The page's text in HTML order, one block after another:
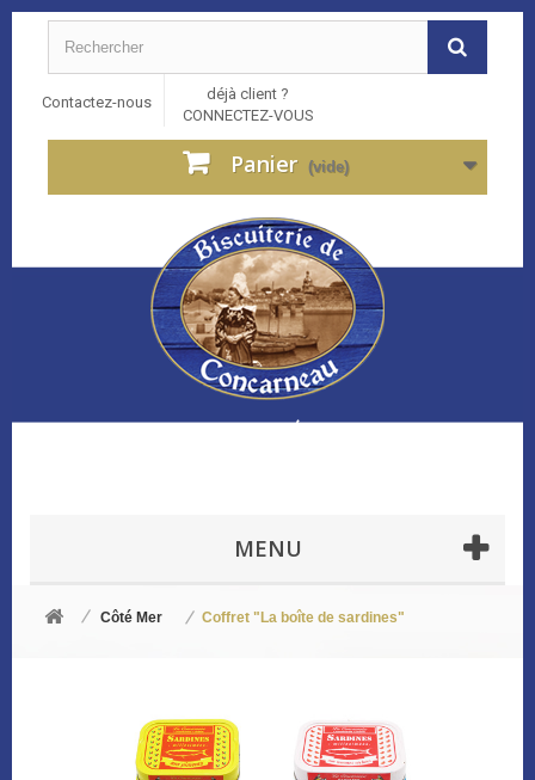
Contactez-nous
déjà client ?
CONNECTEZ-VOUS
Panier (vide)
MENU
Côté Mer Coffret "La boîte de sardines"